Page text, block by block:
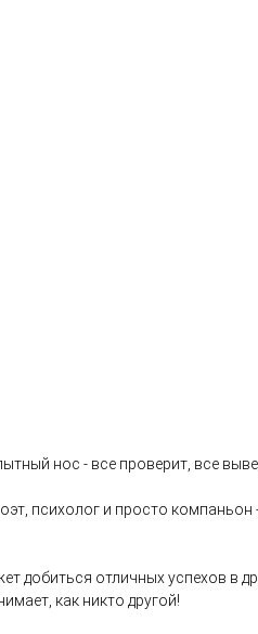
нос - все проверит, все
психолог и просто компаньон
отличных успехов в
как никто другой!